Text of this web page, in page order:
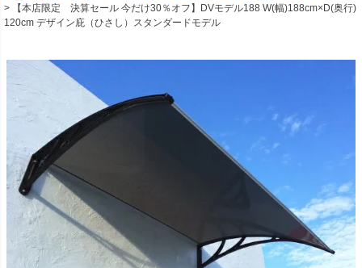
【本店限定 決算セール 今だけ30％オフ】DVモデル188 W(幅)188cm×D(奥行)
120cm デザイン庇（ひさし）スタンダードモデル